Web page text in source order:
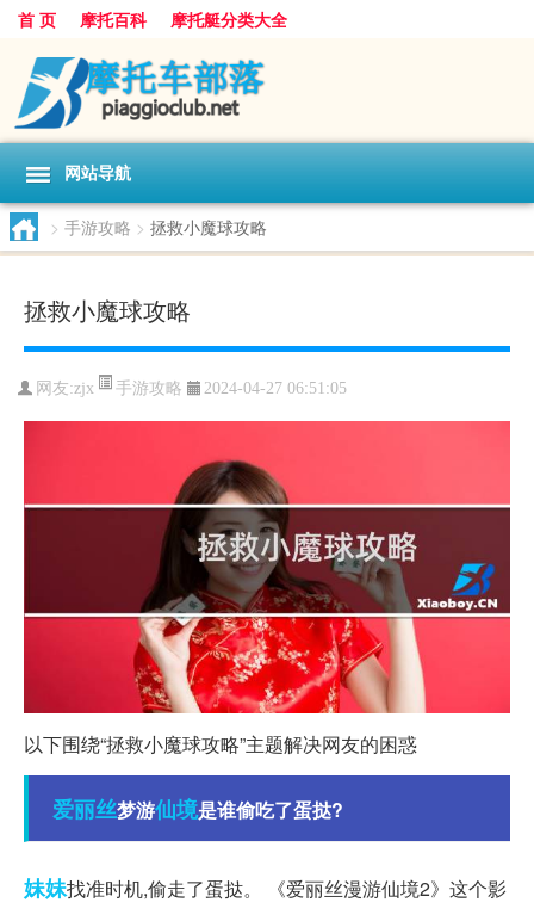
首 页 摩托百科 摩托艇分类大全
网站导航
> 手游攻略 > 拯救小魔球攻略
拯救小魔球攻略
网友:zjx 手游攻略 2024-04-27 06:51:05
以下围绕“拯救小魔球攻略”主题解决网友的困惑
爱丽丝梦游仙境是谁偷吃了蛋挞?
妹妹找准时机,偷走了蛋挞。 《爱丽丝漫游仙境2》这个影